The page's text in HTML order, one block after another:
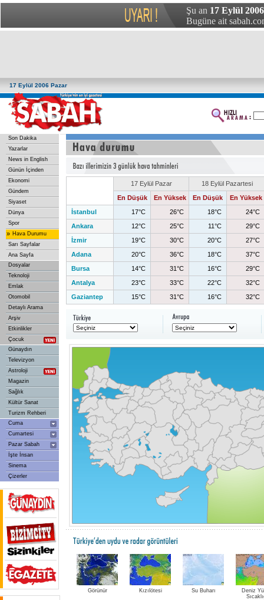
Şu an 17 Eylül
Bugüne ait
17 Eylül 2006 Pazar
Son Dakika
Yazarlar
News in English
Günün İçinden
Ekonomi
Gündem
Siyaset
Dünya
Spor
» Hava Durumu
Sarı Sayfalar
Ana Sayfa
Dosyalar
Teknoloji
Emlak
Otomobil
Detaylı Arama
Arşiv
Etkinlikler
Çocuk
Günaydın
Televizyon
Astroloji
Magazin
Sağlık
Kültür Sanat
Turizm Rehberi
Cuma
Cumartesi
Pazar Sabah
İşte İnsan
Sinema
Çizerler
17 Eylül Pazar
18 Eylül Pazartesi
En Düşük
En Yüksek En Düşük
En Yüksek
İstanbul
17°C 26°C 18°C
24°C
Ankara
12°C 25°C 11°C
29°C
İzmir
19°C 30°C 20°C
27°C
Adana
20°C 36°C 18°C
37°C
Bursa
14°C 31°C 16°C
29°C
Antalya
23°C 33°C 22°C
32°C
Gaziantep
15°C 31°C 16°C 32°C
Görünür Kızılötesi Su Buharı
Deniz